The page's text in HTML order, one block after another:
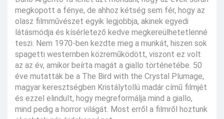
megkopott a fénye, de ahhoz kétség sem fér, hogy az
olasz filmművészet egyik legjobbja, akinek egyedi
látásmódja és kísérletező kedve megkereülhetetlenné
teszi. Nem 1970-ben kezdte meg a munkát, hiszen sok
spagetti westernben közreműködött, viszont ez volt
az az év, amikor beírta magát a giallo történetébe. 50
éve mutatták be a The Bird with the Crystal Plumage,
magyar keresztségben Kristálytollú madár című filmjét
és ezzel elindult, hogy megreformálja mind a giallo,
mind pedig a horror világát. Most erről a filmről hoztunk